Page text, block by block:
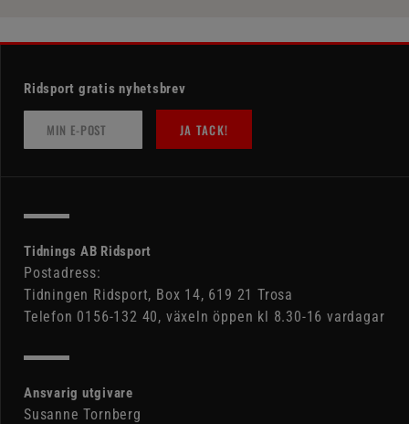
Ridsport gratis nyhetsbrev
JA TACK!
Tidnings AB Ridsport
Postadress:
Tidningen Ridsport, Box 14, 619 21 Trosa
Telefon 0156-132 40, växeln öppen kl 8.30-16 vardagar
Ansvarig utgivare
Susanne Tornberg